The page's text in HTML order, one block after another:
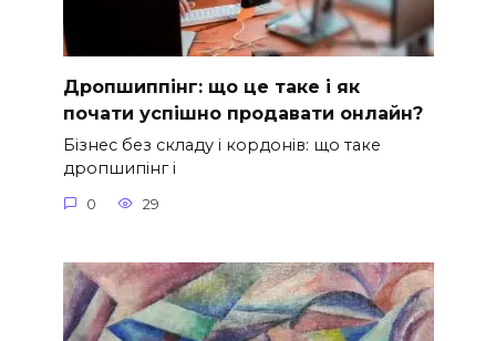
Дропшиппінг: що це таке і як
почати успішно продавати онлайн?
Бізнес без складу і кордонів: що таке
дропшипінг і
0 29